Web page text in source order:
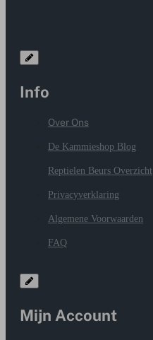
Info
Over Ons
De Kammieshop Blog
Reptielen Beurs Overzicht
Privacyverklaring
Algemene Voorwaarden
FAQ
Mijn Account